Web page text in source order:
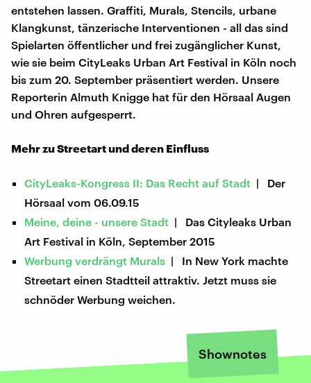
entstehen lassen. Graffiti, Murals, Stencils, urbane
Klangkunst, tänzerische Interventionen - all das sind
Spielarten öffentlicher und frei zugänglicher Kunst,
wie sie beim CityLeaks Urban Art Festival in Köln noch
bis zum 20. September präsentiert werden. Unsere
Reporterin Almuth Knigge hat für den Hörsaal Augen
und Ohren aufgesperrt.
Mehr zu Streetart und deren Einfluss
CityLeaks-Kongress II: Das Recht auf Stadt | Der
Hörsaal vom 06.09.15
Meine, deine - unsere Stadt | Das Cityleaks Urban
Art Festival in Köln, September 2015
Werbung verdrängt Murals | In New York machte
Streetart einen Stadtteil attraktiv. Jetzt muss sie
schnöder Werbung weichen.
Shownotes